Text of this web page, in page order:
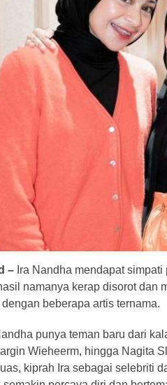
– Ira Nandha mendapat
namanya kerap disorot dan
dengan beberapa artis ternama.
punya teman baru dari
Wieheerm, hingga Nagita
kiprah Ira sebagai selebriti